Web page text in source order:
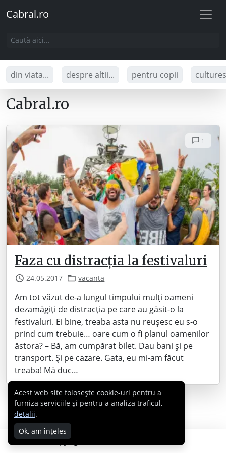
Cabral.ro
din viata... despre altii... pentru copii
Cabral.ro
1
Faza cu distracția la festivaluri
24.05.2017 vacanta
Am tot văzut de-a lungul timpului mulți oameni
dezamăgiți de distracția pe care au găsit-o la
festivaluri. Ei bine, treaba asta nu reușesc eu s-o
prind cum trebuie… oare cum o fi planul oamenilor
ăstora? – Bă, am cumpărat bilet. Dau bani și pe
transport. Și pe cazare. Gata, eu mi-am făcut
treaba! Mă duc…
Copyright © 2007 - 2026 Cabral.ro
Acest web site folosește cookie-uri pentru a
furniza serviciile și pentru a analiza traficul,
detalii.
Ok, am înțeles